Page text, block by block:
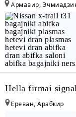
Армавир,
Hella firmai
Ереван, Арабкир